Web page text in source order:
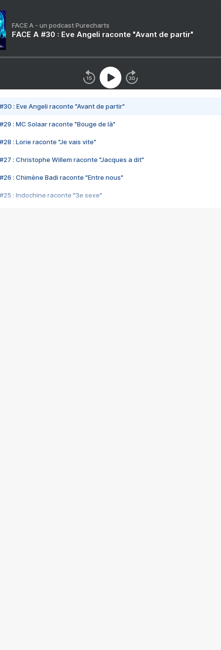
FACE A - un podcast Purecharts
FACE A #30 : Eve Angeli raconte "Avant de partir"
#30 : Eve Angeli raconte "Avant de partir"
#29 : MC Solaar raconte "Bouge de là"
#28 : Lorie raconte "Je vais vite"
#27 : Christophe Willem raconte "Jacques a dit"
#26 : Chimène Badi raconte "Entre nous"
#25 : Indochine raconte "3e sexe"